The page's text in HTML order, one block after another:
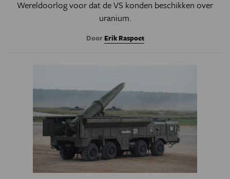
Wereldoorlog voor dat de VS konden beschikken over
uranium.
Door Erik Raspoet